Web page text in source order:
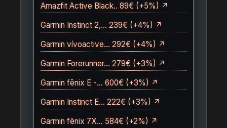
Amazfit Active Black.. 89€ (+5%) ↗
Garmin Instinct 2,… 239€ (+4%) ↗
Garmin vívoactive… 292€ (+4%) ↗
Garmin Forerunner… 279€ (+3%) ↗
Garmin fēnix E -… 600€ (+3%) ↗
Garmin Instinct E… 222€ (+3%) ↗
Garmin fēnix 7X… 584€ (+2%) ↗